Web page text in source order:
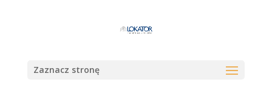
Zaznacz stronę